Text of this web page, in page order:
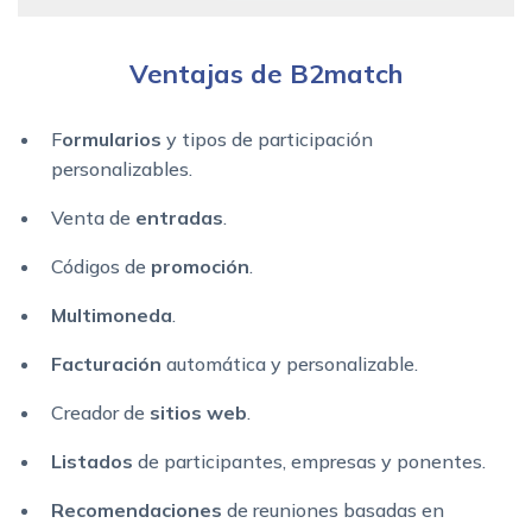
Ventajas de B2match
Formularios y tipos de participación
personalizables.
Venta de entradas
Códigos de promoción
Multimoneda
Facturación automática y personalizable.
Creador de sitios web
Listados de participantes, empresas y ponentes.
Recomendaciones de reuniones basadas en